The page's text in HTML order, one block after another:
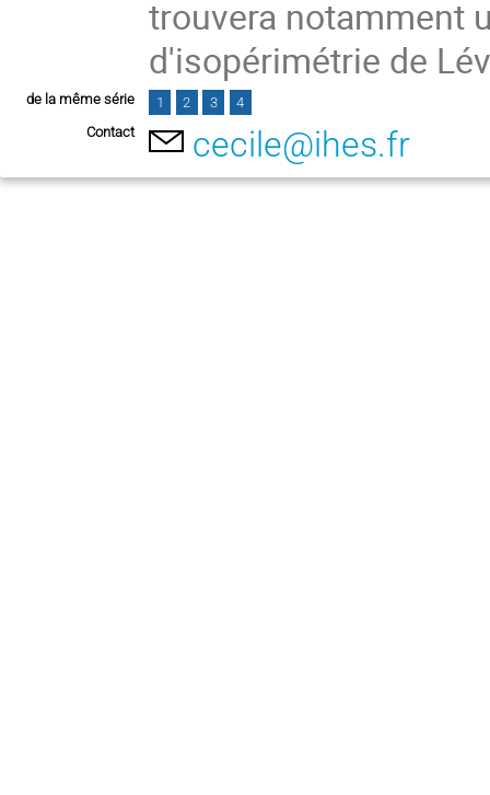
trouvera notamment
d'isopérimétrie de
de la même série 1 2 3
4
Contact
cecile@ihes.fr